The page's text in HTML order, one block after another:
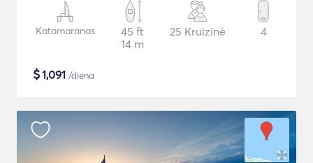
Katamaranas
45 ft
14 m
25 Kruizinė 4
$1,091 /diena